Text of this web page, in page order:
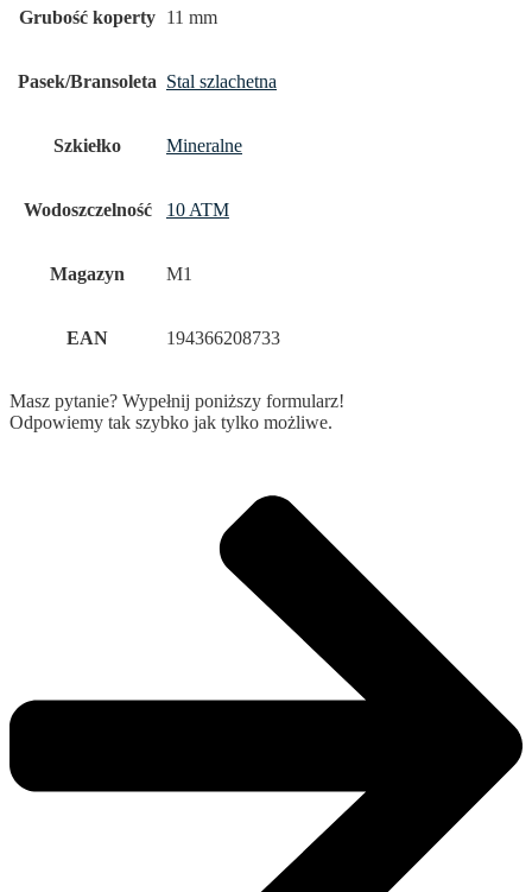
Grubość koperty 11 mm
Pasek/Bransoleta Stal szlachetna
Szkiełko Mineralne
Wodoszczelność 10 ATM
Magazyn M1
EAN 194366208733
Masz pytanie? Wypełnij poniższy formularz!
Odpowiemy tak szybko jak tylko możliwe.